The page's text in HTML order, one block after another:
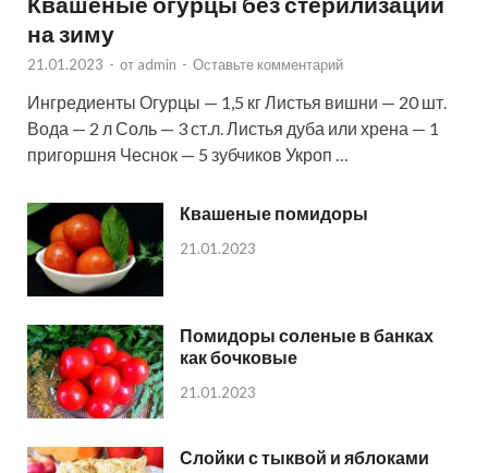
на зиму
21.01.2023 - от admin - Оставьте комментарий
Ингредиенты Огурцы — 1,5 кг Листья вишни — 20 шт.
Вода — 2 л Соль — 3 ст.л. Листья дуба или хрена — 1
пригоршня Чеснок — 5 зубчиков Укроп …
Квашеные помидоры
21.01.2023
Помидоры соленые в банках
как бочковые
21.01.2023
Слойки с тыквой и яблоками